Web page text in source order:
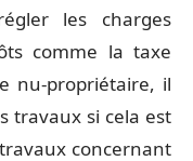
les charges
comme la taxe
nu-propriétaire, il
travaux si cela est
concernant